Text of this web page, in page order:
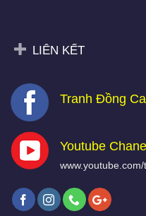
LIÊN KẾT
Tranh Đồng
Youtube